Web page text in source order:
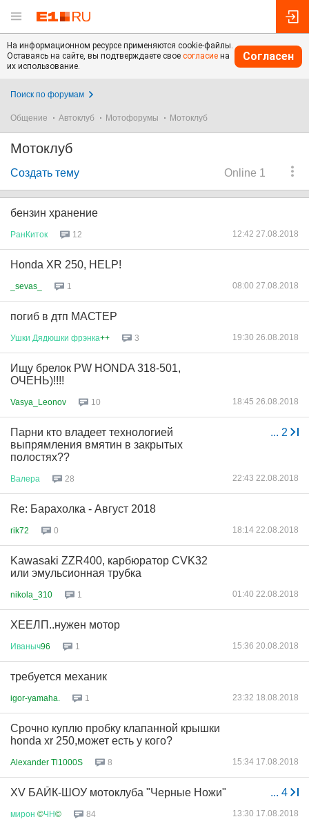
На информационном ресурсе применяются cookie-файлы.
Оставаясь на сайте, вы подтверждаете свое согласие на
их использование.
Согласен
Поиск по форумам
Общение Автоклуб Мотофорумы Мотоклуб
Мотоклуб
Online 1
Создать тему
бензин хранение
РанКиток 12 12:42 27.08.2018
Honda XR 250, HELP!
_sevas_ 1 08:00 27.08.2018
погиб в дтп МАСТЕР
Ушки Дядюшки фрэнка++ 3 19:30 26.08.2018
Ищу брелок PW HONDA 318-501,
ОЧЕНЬ)!!!!
Vasya_Leonov 10 18:45 26.08.2018
... 2
Парни кто владеет технологией
выпрямления вмятин в закрытых
полостях??
Валера 28 22:43 22.08.2018
Re: Барахолка - Август 2018
rik72 0 18:14 22.08.2018
Kawasaki ZZR400, карбюратор CVK32
или эмульсионная трубка
nikola_310 1 01:40 22.08.2018
ХЕЕЛП..нужен мотор
Иваныч96 1 15:36 20.08.2018
требуется механик
igor-yamaha. 1 23:32 18.08.2018
Срочно куплю пробку клапанной крышки
honda xr 250,может есть у кого?
Alexander Tl1000S 8 15:34 17.08.2018
... 4
XV БАЙК-ШОУ мотоклуба "Черные Ножи"
мирон ©ЧН© 84 13:30 17.08.2018